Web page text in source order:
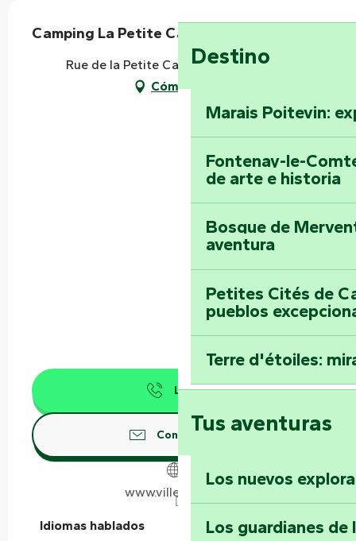
Destino
Marais Poitevin:
Fontenay-le-
de arte e historia
Bosque de
aventura
Petites Cités de
pueblos
Terre d'étoiles:
Tus aventuras
Los nuevos
Los guardianes de
Camping La Petite Cabane
Rue de la Petite Cabane, 85420 Maillé
Cómo llegar
Llamar
Contáctenos
www.ville-maille.fr
Idiomas hablados
Idiomas hablados